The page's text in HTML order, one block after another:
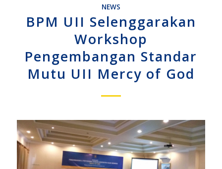
NEWS
BPM UII Selenggarakan
Workshop
Pengembangan Standar
Mutu UII Mercy of God